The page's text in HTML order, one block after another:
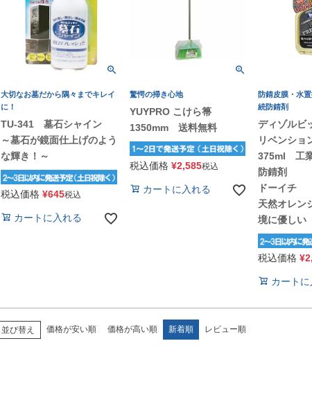
大切なお墓だから隅々までキレイ
に！
TU-341 墓石シャイン
～墓石が鏡面仕上げのよう
な輝き！～
税込価格 ¥645税込
カートに入れる
驚愕の掃き心地
YUYPRO こけら箒
1350mm 送料無料
税込価格 ¥2,585税込
カートに入れる
防錆皮膜・水
続防錆剤
ディゾルビ
リベンシ
375ml 工
防錆剤
ドーイチ
天然オレン
境に優しい
税込価格 ¥
カートに
並び替え 価格が安い順 価格が高い順 新着順 レビュー順